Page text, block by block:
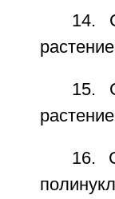
14.
15.
16.